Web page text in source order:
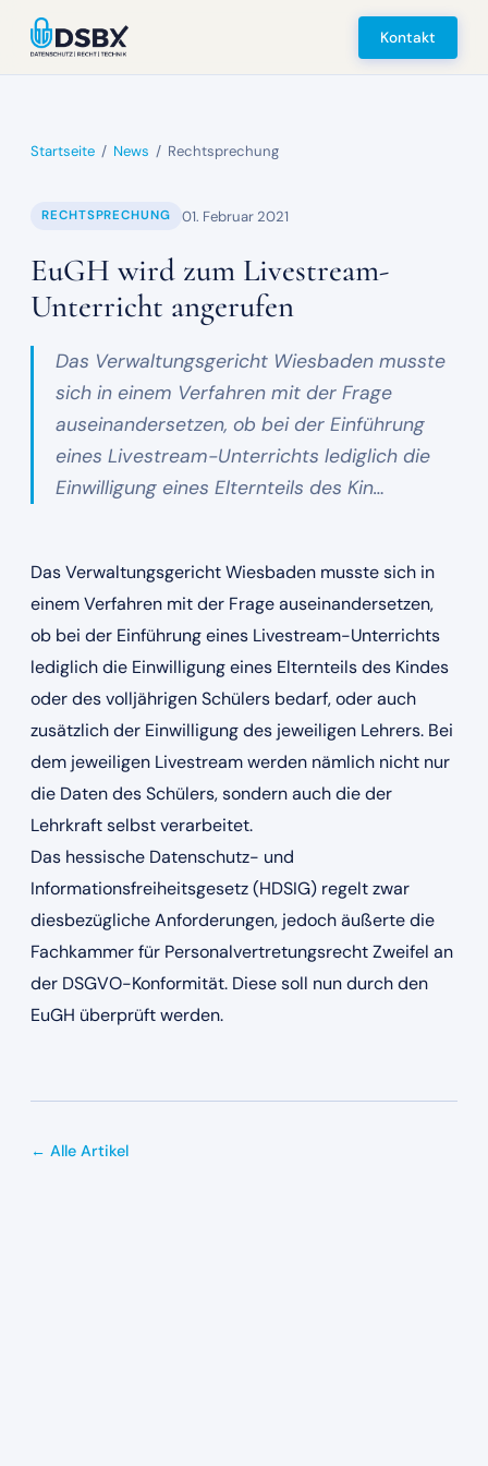
Kontakt
Startseite / News / Rechtsprechung
RECHTSPRECHUNG 01. Februar 2021
EuGH wird zum Livestream-
Unterricht angerufen
Das Verwaltungsgericht Wiesbaden musste
sich in einem Verfahren mit der Frage
auseinandersetzen, ob bei der Einführung
eines Livestream-Unterrichts lediglich die
Einwilligung eines Elternteils des Kin…
Das Verwaltungsgericht Wiesbaden musste sich in
einem Verfahren mit der Frage auseinandersetzen,
ob bei der Einführung eines Livestream-Unterrichts
lediglich die Einwilligung eines Elternteils des Kindes
oder des volljährigen Schülers bedarf, oder auch
zusätzlich der Einwilligung des jeweiligen Lehrers. Bei
dem jeweiligen Livestream werden nämlich nicht nur
die Daten des Schülers, sondern auch die der
Lehrkraft selbst verarbeitet.
Das hessische Datenschutz- und
Informationsfreiheitsgesetz (HDSIG) regelt zwar
diesbezügliche Anforderungen, jedoch äußerte die
Fachkammer für Personalvertretungsrecht Zweifel an
der DSGVO-Konformität. Diese soll nun durch den
EuGH überprüft werden.
← Alle Artikel